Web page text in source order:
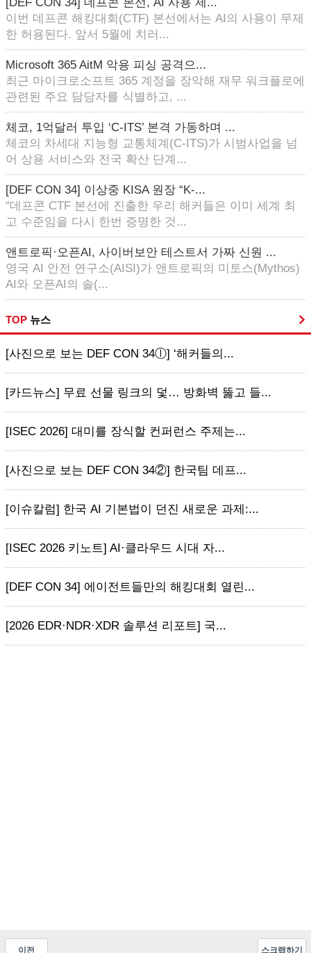
이번 데프콘 해킹대회(CTF) 본선에서는 AI의 사용이 무제
한 허용된다. 앞서 5월에 치러...
Microsoft 365 AitM 악용 피싱 공격으...
최근 마이크로소프트 365 계정을 장악해 재무 워크플로에
관련된 주요 담당자를 식별하고, ...
체코, 1억달러 투입 ‘C-ITS’ 본격 가동하며 ...
체코의 차세대 지능형 교통체계(C-ITS)가 시범사업을 넘
어 상용 서비스와 전국 확산 단계...
[DEF CON 34] 이상중 KISA 원장 “K-...
“데프콘 CTF 본선에 진출한 우리 해커들은 이미 세계 최
고 수준임을 다시 한번 증명한 것...
앤트로픽·오픈AI, 사이버보안 테스트서 가짜 신원 ...
영국 AI 안전 연구소(AISI)가 앤트로픽의 미토스(Mythos)
AI와 오픈AI의 솔(...
TOP 뉴스
[사진으로 보는 DEF CON 34ⓛ] ‘해커들의...
[카드뉴스] 무료 선물 링크의 덫… 방화벽 뚫고 들...
[ISEC 2026] 대미를 장식할 컨퍼런스 주제는...
[사진으로 보는 DEF CON 34②] 한국팀 데프...
[이슈칼럼] 한국 AI 기본법이 던진 새로운 과제:...
[ISEC 2026 키노트] AI·클라우드 시대 자...
[DEF CON 34] 에이전트들만의 해킹대회 열린...
[2026 EDR·NDR·XDR 솔루션 리포트] 국...
이전 스크랩하기